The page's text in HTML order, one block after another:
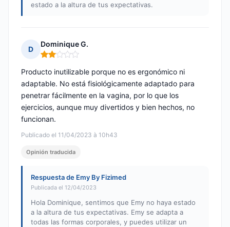
estado a la altura de tus expectativas.
D
Dominique G.
Nota: 2 de 5
Publicado el 11/04/2023 à 10h43
Producto inutilizable porque no es ergonómico ni
adaptable. No está fisiológicamente adaptado para
penetrar fácilmente en la vagina, por lo que los
ejercicios, aunque muy divertidos y bien hechos, no
funcionan.
Opinión traducida
Respuesta de Emy By Fizimed
Publicada el 12/04/2023
Hola Dominique, sentimos que Emy no haya estado
a la altura de tus expectativas. Emy se adapta a
todas las formas corporales, y puedes utilizar un